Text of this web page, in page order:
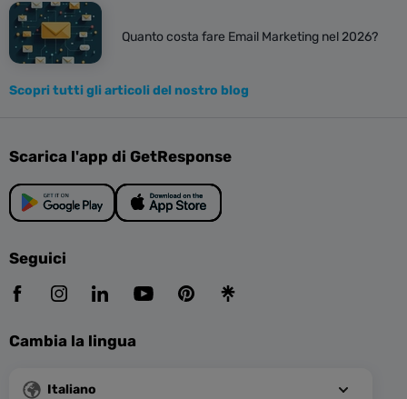
Quanto costa fare Email Marketing nel 2026?
Scopri tutti gli articoli del nostro blog
Scarica l'app di GetResponse
Seguici
Cambia la lingua
Italiano